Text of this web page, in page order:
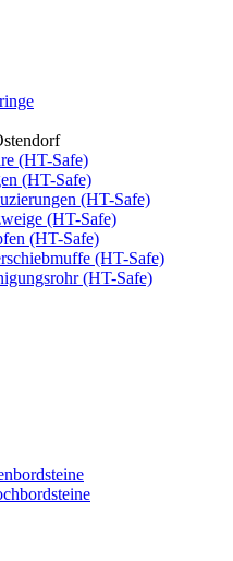
(HT-Safe)
(HT-Safe)
(HT-Safe)
(HT-Safe)
(HT-Safe)
(HT-Safe)
(HT-Safe)